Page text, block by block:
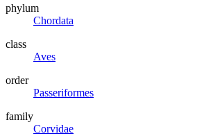
phylum
Chordata
class
Aves
order
Passeriformes
family
Corvidae